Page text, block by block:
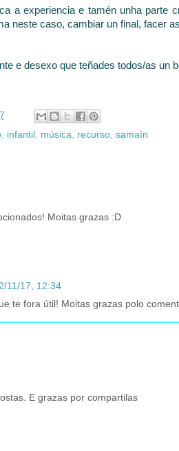
a experiencia e tamén unha parte
neste caso, cambiar un final, facer
e desexo que teñades todos/as un
, infantil, música recurso, samaín
Moitas grazas :D
11/17, 12:34
te fora útil! Moitas grazas polo
E grazas por compartilas